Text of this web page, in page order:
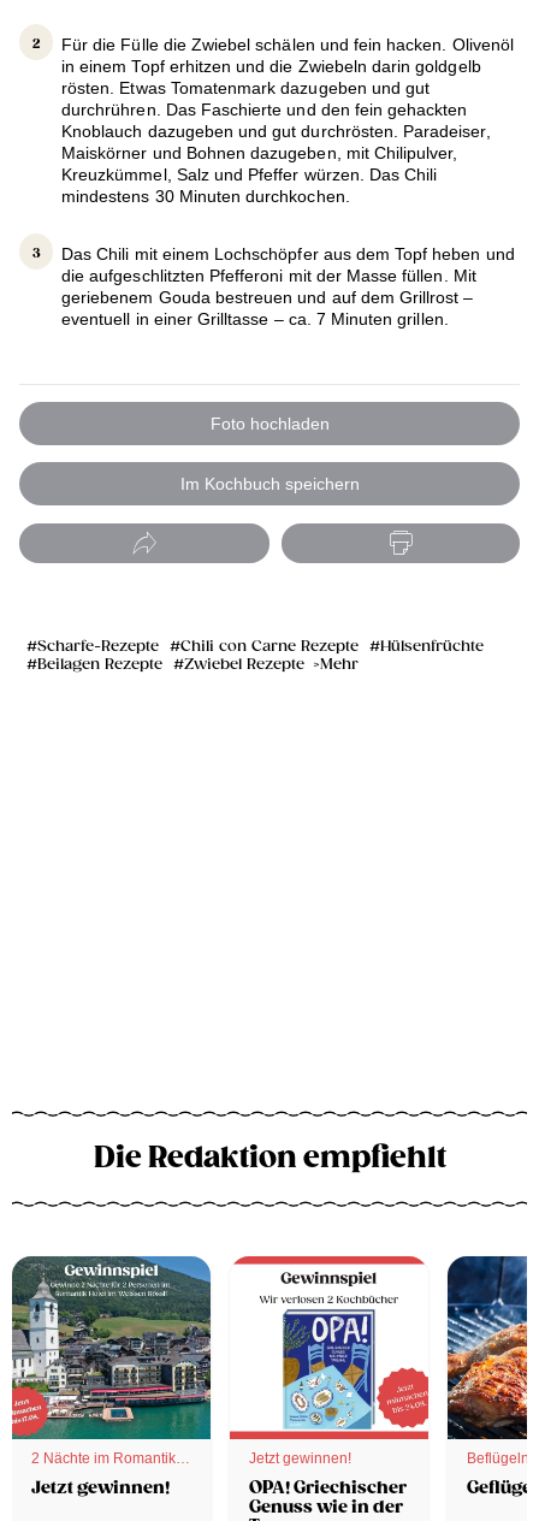
Für die Fülle die Zwiebel schälen und fein hacken. Olivenöl
in einem Topf erhitzen und die Zwiebeln darin goldgelb
rösten. Etwas Tomatenmark dazugeben und gut
durchrühren. Das Faschierte und den fein gehackten
Knoblauch dazugeben und gut durchrösten. Paradeiser,
Maiskörner und Bohnen dazugeben, mit Chilipulver,
Kreuzkümmel, Salz und Pfeffer würzen. Das Chili
mindestens 30 Minuten durchkochen.
Das Chili mit einem Lochschöpfer aus dem Topf heben und
die aufgeschlitzten Pfefferoni mit der Masse füllen. Mit
geriebenem Gouda bestreuen und auf dem Grillrost –
eventuell in einer Grilltasse – ca. 7 Minuten grillen.
Foto hochladen
Im Kochbuch speichern
Scharfe-Rezepte Chili con Carne Rezepte
Hülsenfrüchte
Beilagen Rezepte
Zwiebel Rezepte Mehr
Die Redaktion empfiehlt
2 Nächte im Romantik
Hotel
Jetzt gewinnen!
Jetzt gewinnen!
OPA! Griechischer
Genuss wie in der